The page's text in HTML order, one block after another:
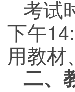
考试
下午
用教
二、